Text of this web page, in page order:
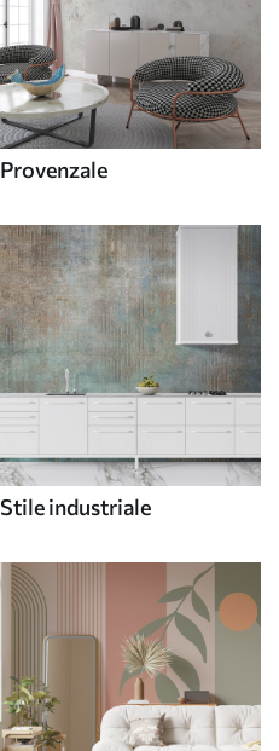
Provenzale
Stile industriale